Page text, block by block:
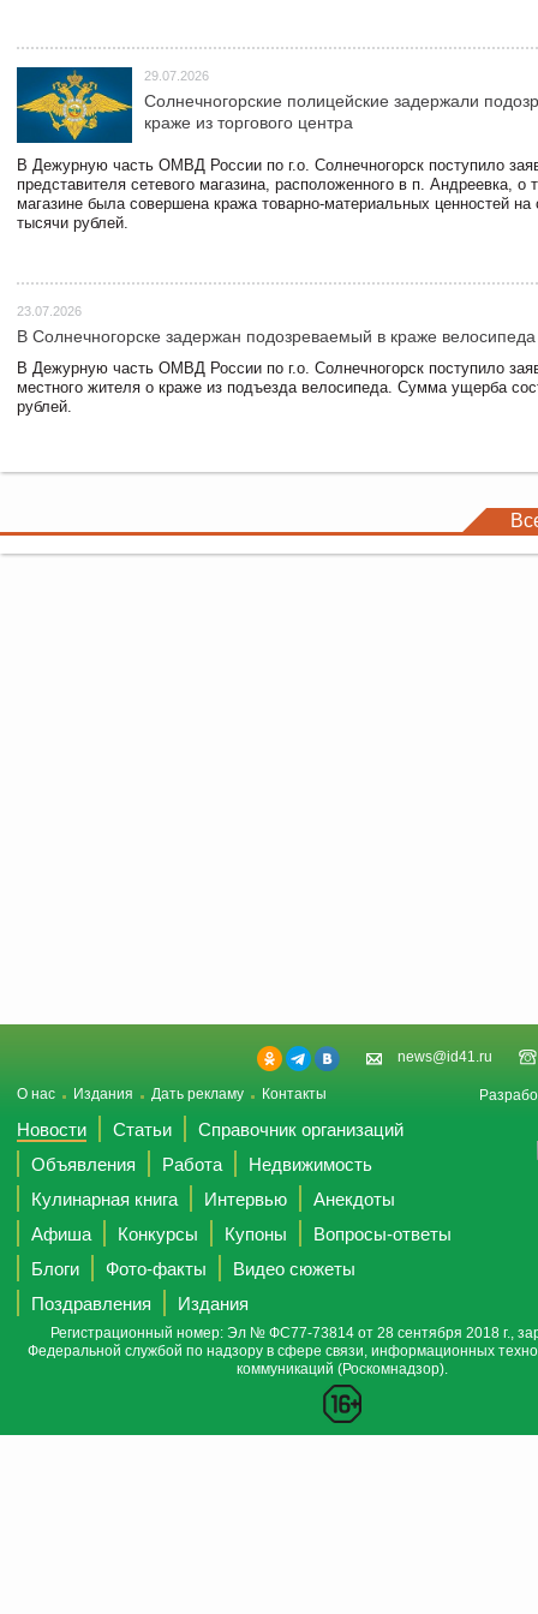
29.07.2026
Солнечногорские полицейские задержали
краже из торгового центра
В Дежурную часть ОМВД России по г.о. Солнечногорск поступило
представителя сетевого магазина, расположенного в п. Андреевка, о
магазине была совершена кража товарно-материальных ценностей
тысячи рублей.
23.07.2026
В Солнечногорске задержан подозреваемый в краже велосипеда
В Дежурную часть ОМВД России по г.о. Солнечногорск поступило
местного жителя о краже из подъезда велосипеда. Сумма ущерба
рублей.
news@id41.ru
О нас Издания Дать рекламу Контакты
Новости Статьи
Справочник организаций
Объявления
Работа
Недвижимость
Кулинарная книга
Интервью
Анекдоты
Афиша
Конкурсы Купоны
Вопросы-ответы
Блоги
Фото-факты
Видео сюжеты
Поздравления
Издания
Регистрационный номер: Эл № ФС77-73814 от 28 сентября 2018 г.,
Федеральной службой по надзору в сфере связи, информационных
коммуникаций (Роскомнадзор).